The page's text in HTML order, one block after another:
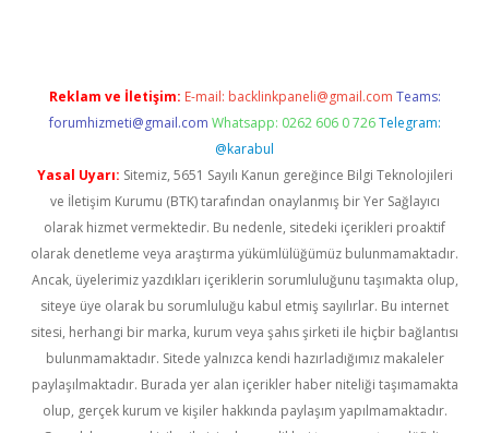
Reklam ve İletişim: E-mail: backlinkpaneli@gmail.com Teams:
forumhizmeti@gmail.com Whatsapp: 0262 606 0 726 Telegram:
@karabul
Yasal Uyarı: Sitemiz, 5651 Sayılı Kanun gereğince Bilgi Teknolojileri
ve İletişim Kurumu (BTK) tarafından onaylanmış bir Yer Sağlayıcı
olarak hizmet vermektedir. Bu nedenle, sitedeki içerikleri proaktif
olarak denetleme veya araştırma yükümlülüğümüz bulunmamaktadır.
Ancak, üyelerimiz yazdıkları içeriklerin sorumluluğunu taşımakta olup,
siteye üye olarak bu sorumluluğu kabul etmiş sayılırlar. Bu internet
sitesi, herhangi bir marka, kurum veya şahıs şirketi ile hiçbir bağlantısı
bulunmamaktadır. Sitede yalnızca kendi hazırladığımız makaleler
paylaşılmaktadır. Burada yer alan içerikler haber niteliği taşımamakta
olup, gerçek kurum ve kişiler hakkında paylaşım yapılmamaktadır.